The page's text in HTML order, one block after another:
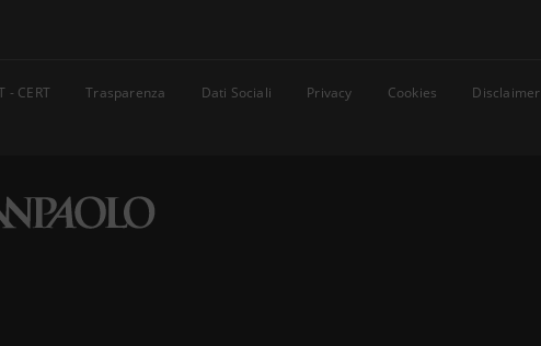
- CERT Trasparenza Dati Sociali Privacy Cookies Disclaimer